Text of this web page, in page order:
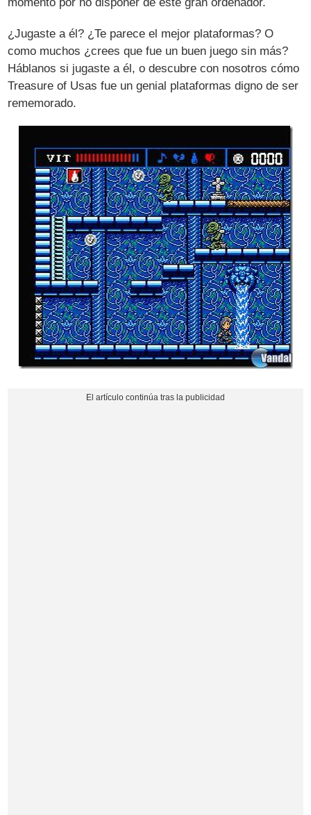
¿Jugaste a él? ¿Te parece el mejor plataformas? O
como muchos ¿crees que fue un buen juego sin más?
Háblanos si jugaste a él, o descubre con nosotros cómo
Treasure of Usas fue un genial plataformas digno de ser
rememorado.